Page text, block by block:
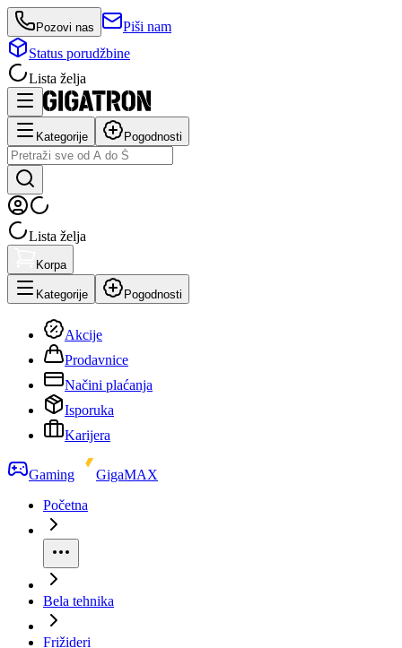
Pozovi nas
Piši nam
Status porudžbine
Lista želja
Kategorije Pogodnosti
Lista želja
Korpa
Kategorije Pogodnosti
Akcije
Prodavnice
Načini plaćanja
Isporuka
Karijera
Gaming
GigaMAX
Početna
Bela tehnika
Frižideri